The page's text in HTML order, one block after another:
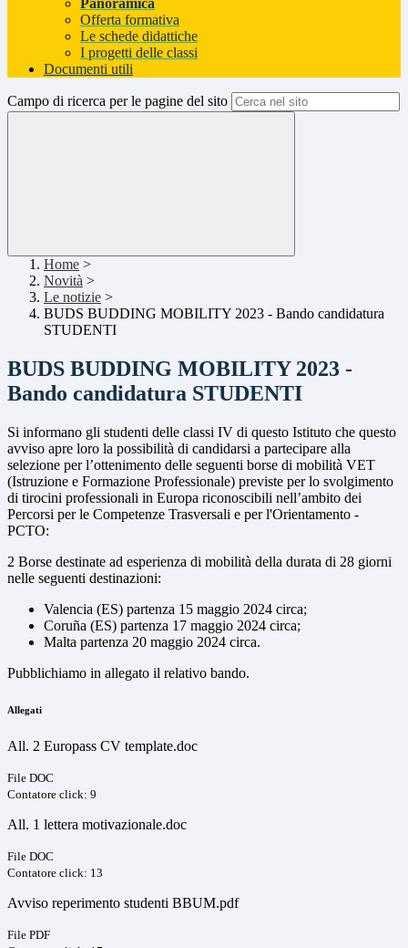
Panoramica
Offerta formativa
Le schede didattiche
I progetti delle classi
Documenti utili
Campo di ricerca per le pagine del sito
Home >
Novità >
Le notizie >
BUDS BUDDING MOBILITY 2023 - Bando candidatura
STUDENTI
BUDS BUDDING MOBILITY 2023 -
Bando candidatura STUDENTI
Si informano gli studenti delle classi IV di questo Istituto che questo
avviso apre loro la possibilità di candidarsi a partecipare alla
selezione per l’ottenimento delle seguenti borse di mobilità VET
(Istruzione e Formazione Professionale) previste per lo svolgimento
di tirocini professionali in Europa riconoscibili nell’ambito dei
Percorsi per le Competenze Trasversali e per l'Orientamento -
PCTO:
2 Borse destinate ad esperienza di mobilità della durata di 28 giorni
nelle seguenti destinazioni:
Valencia (ES) partenza 15 maggio 2024 circa;
Coruña (ES) partenza 17 maggio 2024 circa;
Malta partenza 20 maggio 2024 circa.
Pubblichiamo in allegato il relativo bando.
Allegati
All. 2 Europass CV template.doc
File DOC
Contatore click: 9
All. 1 lettera motivazionale.doc
File DOC
Contatore click: 13
Avviso reperimento studenti BBUM.pdf
File PDF